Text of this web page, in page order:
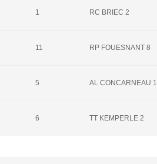
1 RC BRIEC 2
11 RP FOUESNANT 8
5 AL CONCARNEAU 1
6 TT KEMPERLE 2